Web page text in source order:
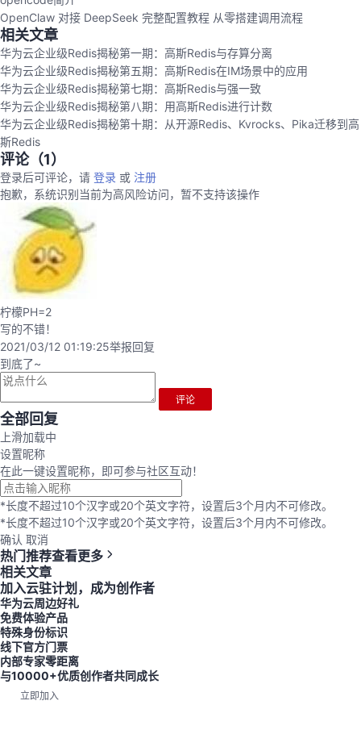
OpenClaw 对接 DeepSeek 完整配置教程 从零搭建调用流程
相关文章
华为云企业级Redis揭秘第一期：高斯Redis与存算分离
华为云企业级Redis揭秘第五期：高斯Redis在IM场景中的应用
华为云企业级Redis揭秘第七期：高斯Redis与强一致
华为云企业级Redis揭秘第八期：用高斯Redis进行计数
华为云企业级Redis揭秘第十期：从开源Redis、Kvrocks、Pika迁移到高
斯Redis
评论（1）
登录后可评论，请 登录 或 注册
抱歉，系统识别当前为高风险访问，暂不支持该操作
柠檬PH=2
写的不错！
2021/03/12 01:19:25举报回复
到底了~
评论
全部回复
上滑加载中
设置昵称
在此一键设置昵称，即可参与社区互动！
*长度不超过10个汉字或20个英文字符，设置后3个月内不可修改。
*长度不超过10个汉字或20个英文字符，设置后3个月内不可修改。
确认 取消
热门推荐查看更多
相关文章
加入云驻计划，成为创作者
华为云周边好礼
免费体验产品
特殊身份标识
线下官方门票
内部专家零距离
与10000+优质创作者共同成长
立即加入